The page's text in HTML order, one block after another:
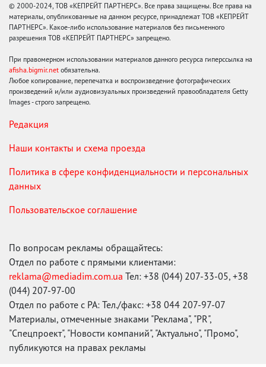
© 2000-2024, ТОВ «КЕПРЕЙТ ПАРТНЕРС». Все права защищены. Все права на
материалы, опубликованные на данном ресурсе, принадлежат ТОВ «КЕПРЕЙТ
ПАРТНЕРС». Какое-либо использование материалов без письменного
разрешения ТОВ «КЕПРЕЙТ ПАРТНЕРС» запрещено.
При правомерном использовании материалов данного ресурса гиперссылка на
afisha.bigmir.net обязательна.
Любое копирование, перепечатка и воспроизведение фотографических
произведений и/или аудиовизуальных произведений правообладателя Getty
Images - строго запрещено.
Редакция
Наши контакты и схема проезда
Политика в сфере конфиденциальности и персональных
данных
Пользовательское соглашение
По вопросам рекламы обращайтесь:
Отдел по работе с прямыми клиентами:
reklama@mediadim.com.ua Тел: +38 (044) 207-33-05, +38
(044) 207-97-00
Отдел по работе с РА: Тел./факс: +38 044 207-97-07
Материалы, отмеченные знаками "Реклама", "PR",
"Спецпроект", "Новости компаний", "Актуально", "Промо",
публикуются на правах рекламы